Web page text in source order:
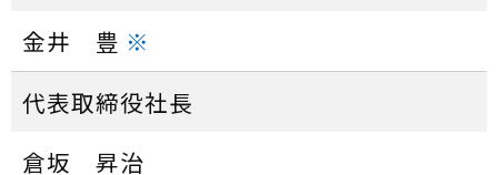
金井 豊 ※
代表取締役社長
倉坂 昇治